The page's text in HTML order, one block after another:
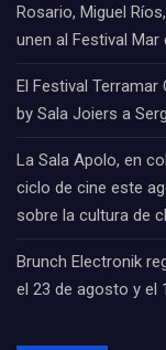
Rosario, Miguel
unen al Festival Mar
El Festival
by Sala Joiers a
La Sala Apolo, en
ciclo de cine este
sobre la cultura de
Brunch Electronik
el 23 de agosto y el